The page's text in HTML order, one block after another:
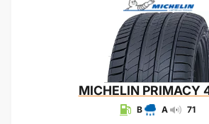
MICHELINPRIMACY
B A 71